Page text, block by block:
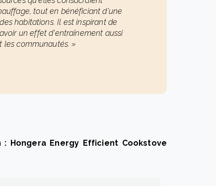
tout en bénéficiant d'une
habitations. Il est inspirant de
un effet d'entraînement aussi
les communautés. »
Hongera Energy Efficient Cookstove